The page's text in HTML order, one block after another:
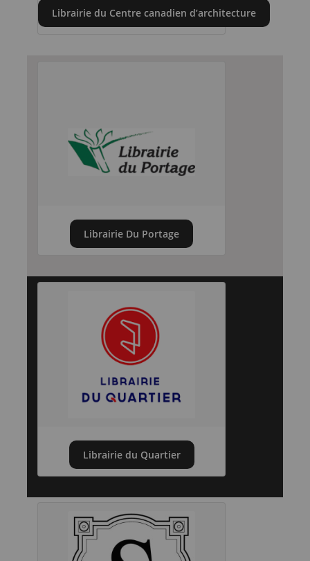
Librairie du Centre canadien d’architecture
Librairie Du Portage
Librairie du Quartier